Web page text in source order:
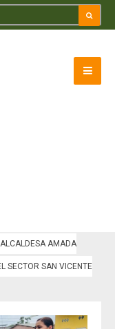
ALCALDESA AMADA
SECTOR SAN VICENTE